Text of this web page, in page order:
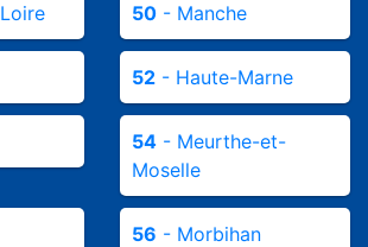
50 - Manche
52 - Haute-Marne
54 - Meurthe-et-
Moselle
56 - Morbihan